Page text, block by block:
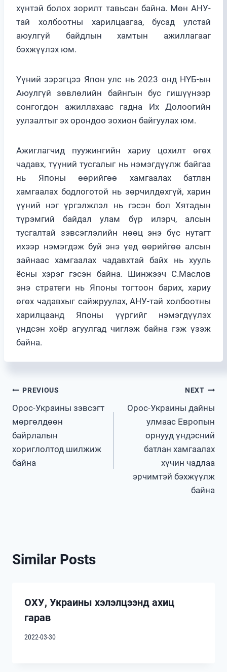
хүнтэй болох зорилт тавьсан байна. Мөн АНУ-
тай холбоотны харилцаагаа, бусад улстай
аюулгүй байдлын хамтын ажиллагааг
бэхжүүлэх юм.
Үүний зэрэгцээ Япон улс нь 2023 онд НҮБ-ын
Аюулгүй зөвлөлийн байнгын бус гишүүнээр
сонгогдон ажиллахаас гадна Их Долоогийн
уулзалтыг эх орондоо зохион байгуулах юм.
Ажиглагчид пуужингийн хариу цохилт өгөх
чадавх, түүний тусгалыг нь нэмэгдүүлж байгаа
нь Японы өөрийгөө хамгаалах батлан
хамгаалах бодлоготой нь зөрчилдөхгүй, харин
үүний нэг үргэлжлэл нь гэсэн бол Хятадын
түрэмгий байдал улам бүр илэрч, алсын
тусгалтай зэвсэглэлийн нөөц энэ бүс нутагт
ихээр нэмэгдэж буй энэ үед өөрийгөө алсын
зайнаас хамгаалах чадавхтай байх нь хууль
ёсны хэрэг гэсэн байна. Шинжээч С.Маслов
энэ стратеги нь Японы тогтоон барих, хариу
өгөх чадавхыг сайжруулах, АНУ-тай холбоотны
харилцаанд Японы үүргийг нэмэгдүүлэх
үндсэн хоёр агуулгад чиглэж байна гэж үзэж
байна.
Post
navigation
PREVIOUS
Орос-Украины зэвсэгт
мөргөлдөөн
байрлалын
хориглолтод шилжиж
байна
NEXT
Орос-Украины дайны
улмаас Европын
орнууд үндэсний
батлан хамгаалах
хүчин чадлаа
эрчимтэй бэхжүүлж
байна
Similar Posts
ОХУ, Украины хэлэлцээнд ахиц
гарав
2022-03-30